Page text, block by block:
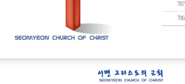
707
706